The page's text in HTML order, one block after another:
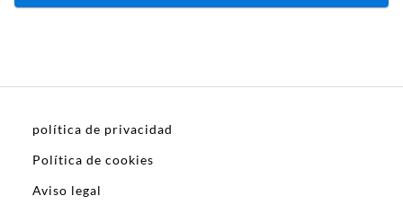
política de privacidad
Política de cookies
Aviso legal